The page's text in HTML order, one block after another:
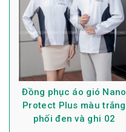
Đồng phục áo gió Nano
Protect Plus màu trắng
phối đen và ghi 02